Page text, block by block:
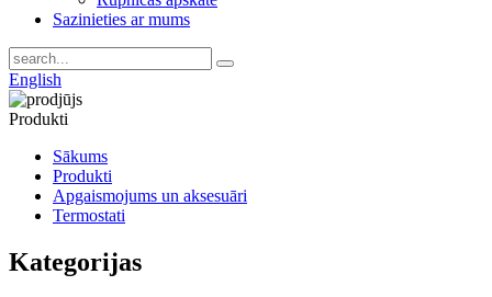
Sazinieties ar mums
English
Produkti
Sākums
Produkti
Apgaismojums un aksesuāri
Termostati
Kategorijas